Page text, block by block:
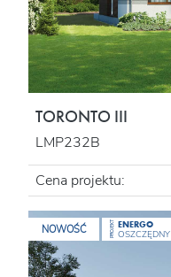
TORONTO III
LMP232B
Cena projektu:
NOWOŚĆ PROJEKT ENERGO
OSZCZĘDNY